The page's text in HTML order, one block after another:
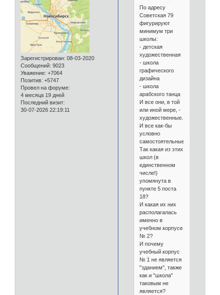
Зарегистрирован: 08-03-2020
Сообщений: 9023
Уважение: +7064
Позитив: +5747
Провел на форуме:
4 месяца 19 дней
Последний визит:
30-07-2026 22:19:11
По адресу
Советская 79
фигурируют
минимум три
школы:
- детская
художественная
- школа
графического
дизайна
- школа
арабского танца
И все они, в той
или иной мере, -
художественные.
И все как-бы
условно
самостоятельные...
Так какая из этих
школ (в
единственном
числе!)
упомянута в
пункте 5 поста
18?
И какая их них
располагалась
именно в
учебном корпусе
№ 2?
И почему
учебный корпус
№ 1 не является
"зданием", также
как и "школа"
таковым не
является?